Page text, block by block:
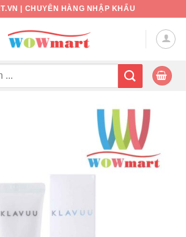
| CHUYÊN HÀNG NHẬP KHẨU